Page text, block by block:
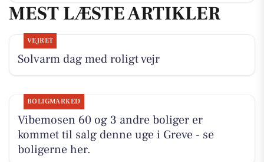
MEST LÆSTE ARTIKLER
VEJRET
Solvarm dag med roligt vejr
BOLIGMARKED
Vibemosen 60 og 3 andre boliger er
kommet til salg denne uge i Greve - se
boligerne her.